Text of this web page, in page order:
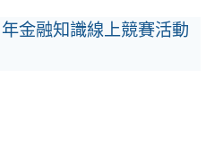
年金融知識線上競賽活動